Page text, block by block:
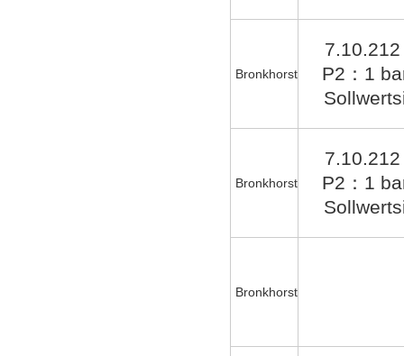
Bronkhorst
P2：1
Bronkhorst
P2：1
Bronkhorst